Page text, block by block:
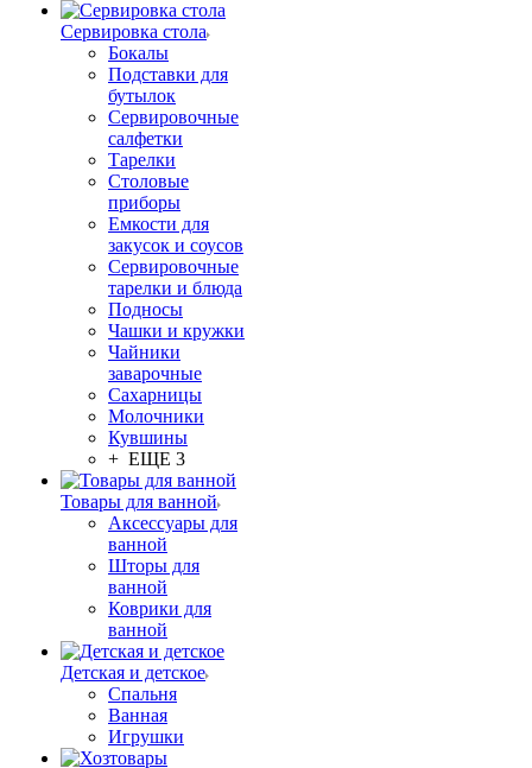
Сервировка стола
Бокалы
Подставки для
бутылок
Сервировочные
салфетки
Тарелки
Столовые
приборы
Емкости для
закусок и соусов
Сервировочные
тарелки и блюда
Подносы
Чашки и кружки
Чайники
заварочные
Сахарницы
Молочники
Кувшины
+ ЕЩЕ 3
Товары для ванной
Аксессуары для
ванной
Шторы для
ванной
Коврики для
ванной
Детская и детское
Спальня
Ванная
Игрушки